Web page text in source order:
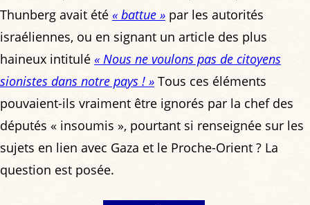
Thunberg avait été « battue » par les autorités
israéliennes, ou en signant un article des plus
haineux intitulé « Nous ne voulons pas de citoyens
sionistes dans notre pays ! » Tous ces éléments
pouvaient-ils vraiment être ignorés par la chef des
députés « insoumis », pourtant si renseignée sur les
sujets en lien avec Gaza et le Proche-Orient ? La
question est posée.